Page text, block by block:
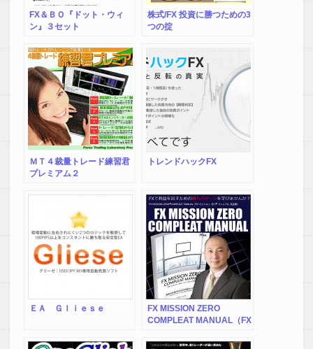
FX＆ＢＯ『ドット・ウィ
ン』３セット
株式/FX 投資に勝つための3
つの掟
ＭＴ４裁量トレード練習君
プレミアム２
トレンドハックFX
ＥＡ Ｇｌｉｅｓｅ
FX MISSION ZERO
COMPLEAT MANUAL（FX
完全版）FX MISSION